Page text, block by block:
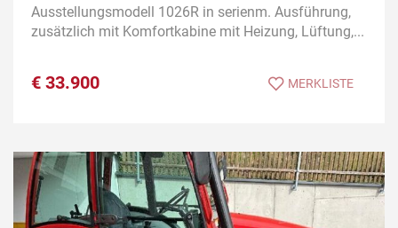
Ausstellungsmodell 1026R in serienm. Ausführung,
zusätzlich mit Komfortkabine mit Heizung, Lüftung,...
€ 33.900 MERKLISTE